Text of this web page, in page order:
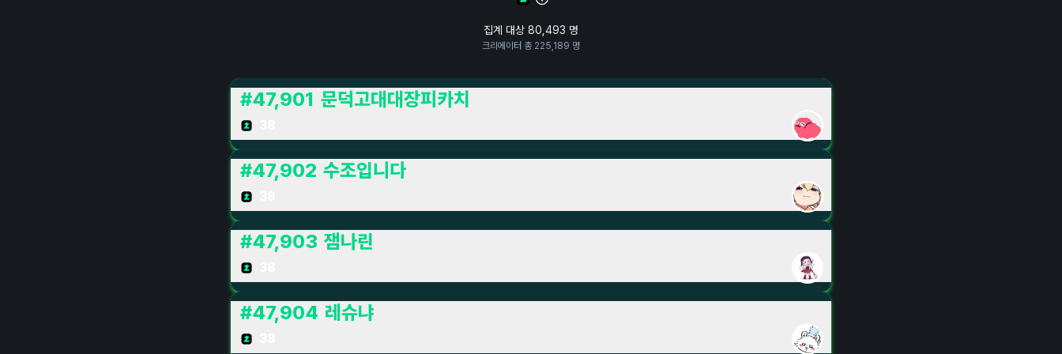
집계 대상 80,493 명
크리에이터 총 225,189 명
#47,901 문덕고대대장피카치
#47,902 수조입니다
#47,903 잼나린
#47,904 레슈냐